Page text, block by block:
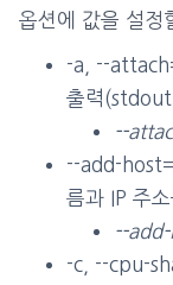
옵션에 값을 설정
-a, --
출력
--
--add-
름과 IP 주
--
-c, --cpu-